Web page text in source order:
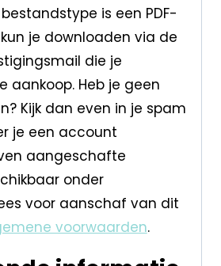
is een PDF-
je downloaden via de
die je
aankoop. Heb je geen
Kijk dan even in je spam
je een account
aangeschafte
onder
voor aanschaf van dit
voorwaarden.